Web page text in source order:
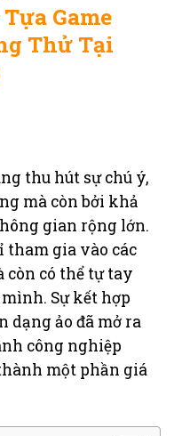
Game
Thử Tại
thu hút sự chú ý,
mà còn bởi khả
gian rộng lớn.
tham gia vào các
có thể tự tay
Sự kết hợp
dạng ảo đã mở ra
công nghiệp
một phần giá